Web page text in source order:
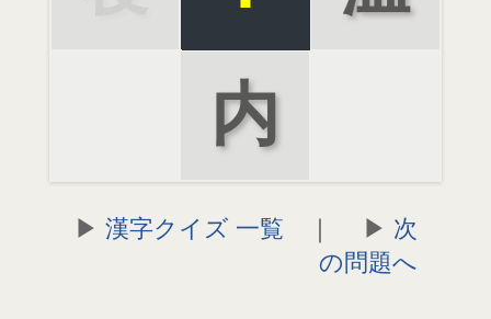
内
漢字クイズ 一覧 ｜
次
の問題へ